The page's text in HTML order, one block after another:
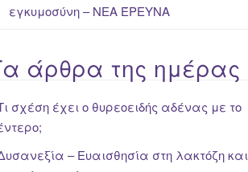
εγκυμοσύνη – ΝΕΑ ΈΡΕΥΝΑ
άρθρα της ημέρας
σχέση έχει ο θυρεοειδής αδένας με το
– Ευαισθησία στη λακτόζη και